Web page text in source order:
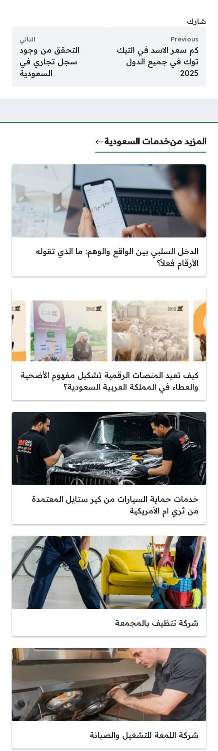
شارك
Previous
كم سعر الاسد في التيك
توك في جميع الدول
2025
التالي
التحقق من وجود
سجل تجاري في
السعودية
المزيد منخدمات السعودية
الدخل السلبي بين الواقع والوهم: ما الذي تقوله
الأرقام فعلاً؟
كيف تعيد المنصات الرقمية تشكيل مفهوم الأضحية
والعطاء في المملكة العربية السعودية؟
خدمات حماية السيارات من كير ستايل المعتمدة
من ثري ام الأمريكية
شركة تنظيف بالمجمعة
شركة اللمعة للتشغيل والصيانة